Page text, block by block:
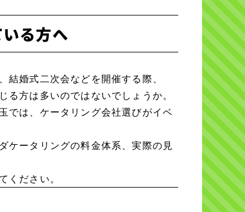
る方へ
婚式二次会などを開催する際、
る方は多いのではないでしょうか。
では、ケータリング会社選びがイベ
ケータリングの料金体系、実際の見
ださい。